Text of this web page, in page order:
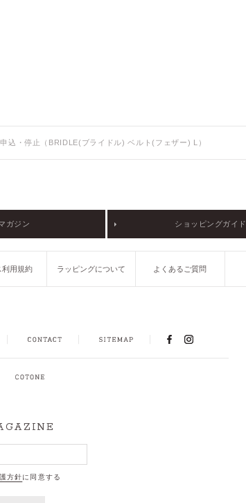
込・停止（BRIDLE(ブライドル) ベルト(フェザー) L）
ガジン ショッピングガイド
利用規約 ラッピングについて よくあるご質問
INSTAGRAM
方針に同意する